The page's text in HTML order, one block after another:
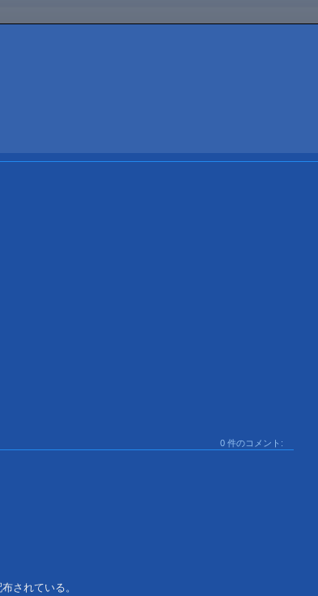
0 件のコメント:
されている。